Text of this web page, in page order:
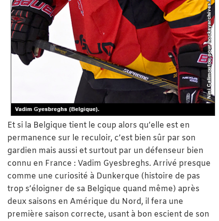
Et si la Belgique tient le coup alors qu’elle est en
permanence sur le reculoir, c’est bien sûr par son
gardien mais aussi et surtout par un défenseur bien
connu en France : Vadim Gyesbreghs. Arrivé presque
comme une curiosité à Dunkerque (histoire de pas
trop s’éloigner de sa Belgique quand même) après
deux saisons en Amérique du Nord, il fera une
première saison correcte, usant à bon escient de son